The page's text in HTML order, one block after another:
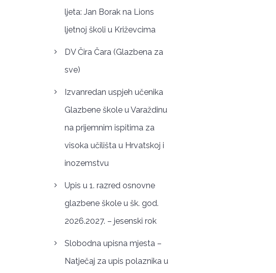
ljeta: Jan Borak na Lions
ljetnoj školi u Križevcima
DV Čira Čara (Glazbena za
sve)
Izvanredan uspjeh učenika
Glazbene škole u Varaždinu
na prijemnim ispitima za
visoka učilišta u Hrvatskoj i
inozemstvu
Upis u 1. razred osnovne
glazbene škole u šk. god.
2026.2027. – jesenski rok
Slobodna upisna mjesta –
Natječaj za upis polaznika u